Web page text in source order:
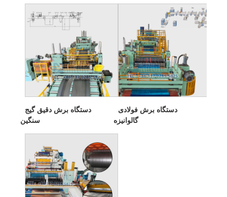
دستگاه برش دقیق گیج
سنگین
دستگاه برش فولادی
گالوانیزه